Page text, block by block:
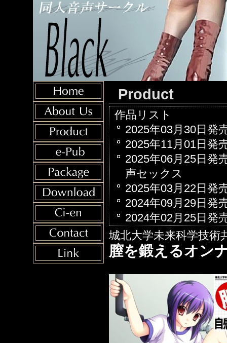
Product
作品リスト
2025年03月30日発
2025年11月01日発
2025年06月25日発
声セックス
2025年03月22日発
2024年09月29日発
2024年02月25日発
2023年06月12日発
～子
さい
2022年08月11日発
懇願脱糞ＳＥＸ～
2022年07月01日発
ガールズ 茜編
2022年03月11日発
城北大学未来科学技術
膣を鍛えるオン